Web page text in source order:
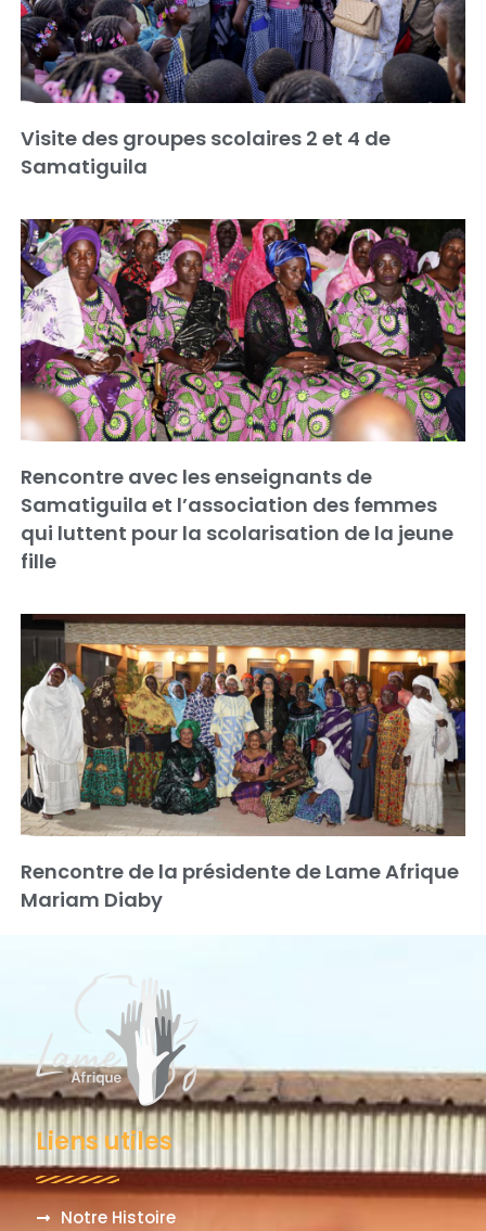
Visite des groupes scolaires 2 et 4 de
Samatiguila
Rencontre avec les enseignants de
Samatiguila et l’association des femmes
qui luttent pour la scolarisation de la jeune
fille
Rencontre de la présidente de Lame Afrique
Mariam Diaby
Liens utiles
Notre Histoire